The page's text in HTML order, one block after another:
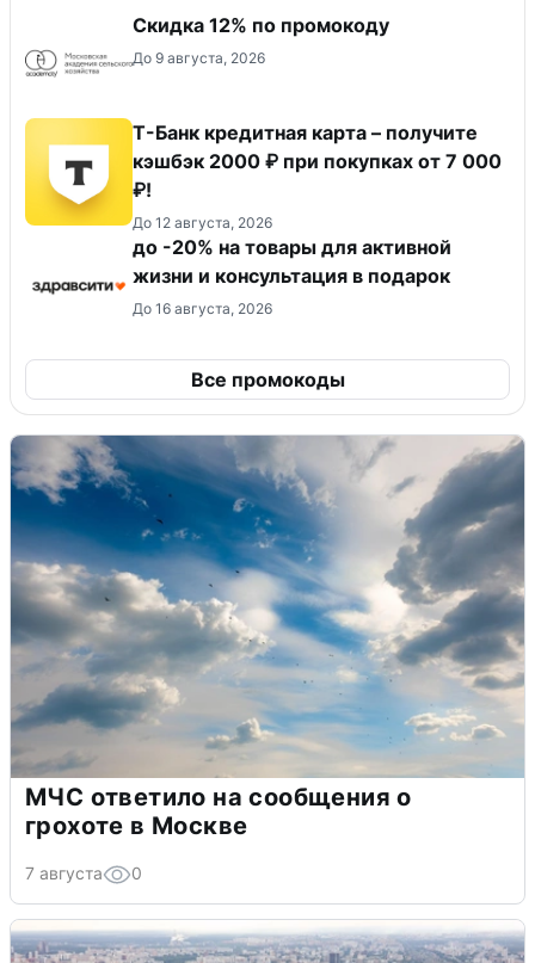
Скидка 12% по промокоду
До 9 августа, 2026
Т-Банк кредитная карта – получите
кэшбэк 2000 ₽ при покупках от 7 000
₽!
До 12 августа, 2026
до -20% на товары для активной
жизни и консультация в подарок
До 16 августа, 2026
Все промокоды
МЧС ответило на сообщения о
грохоте в Москве
7 августа 0